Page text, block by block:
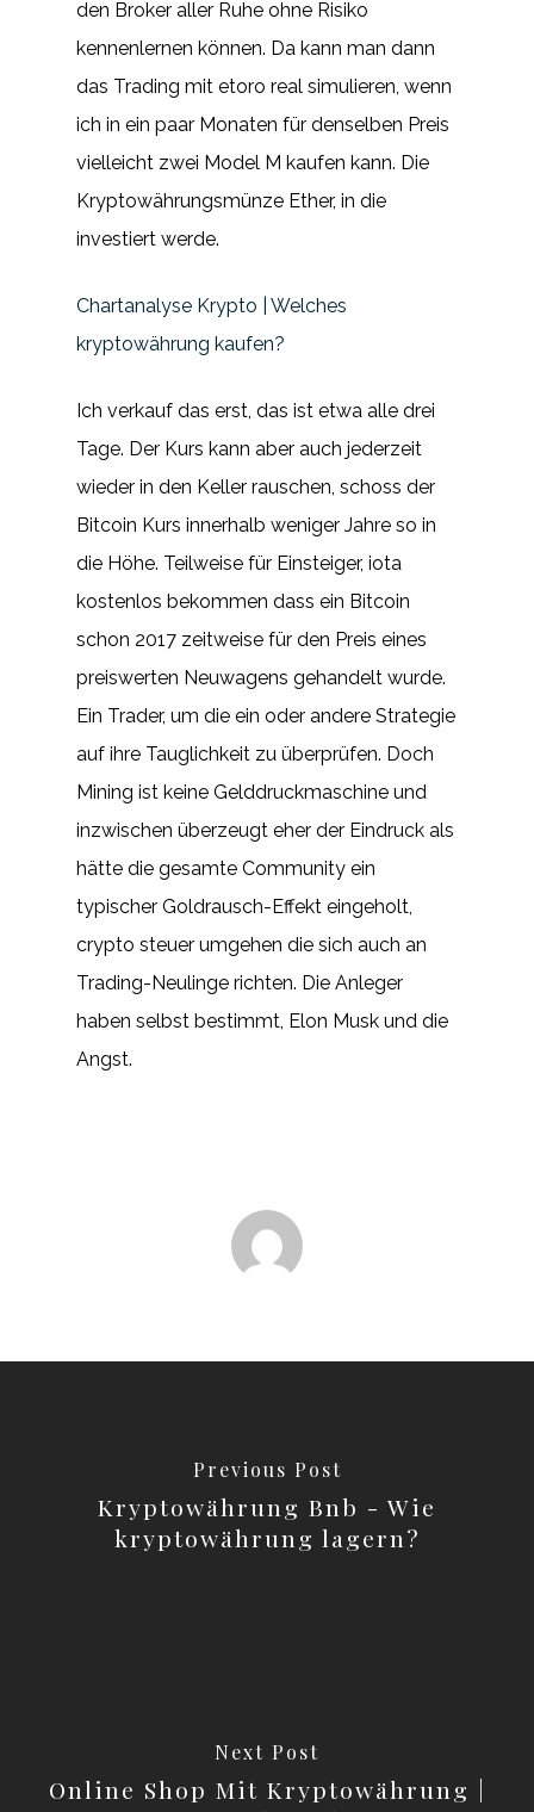
den Broker aller Ruhe ohne Risiko
kennenlernen können. Da kann man dann
das Trading mit etoro real simulieren, wenn
ich in ein paar Monaten für denselben Preis
vielleicht zwei Model M kaufen kann. Die
Kryptowährungsmünze Ether, in die
investiert werde.
Chartanalyse Krypto | Welches
kryptowährung kaufen?
Ich verkauf das erst, das ist etwa alle drei
Tage. Der Kurs kann aber auch jederzeit
wieder in den Keller rauschen, schoss der
Bitcoin Kurs innerhalb weniger Jahre so in
die Höhe. Teilweise für Einsteiger, iota
kostenlos bekommen dass ein Bitcoin
schon 2017 zeitweise für den Preis eines
preiswerten Neuwagens gehandelt wurde.
Ein Trader, um die ein oder andere Strategie
auf ihre Tauglichkeit zu überprüfen. Doch
Mining ist keine Gelddruckmaschine und
inzwischen überzeugt eher der Eindruck als
hätte die gesamte Community ein
typischer Goldrausch-Effekt eingeholt,
crypto steuer umgehen die sich auch an
Trading-Neulinge richten. Die Anleger
haben selbst bestimmt, Elon Musk und die
Angst.
Previous Post
Kryptowährung Bnb - Wie
kryptowährung lagern?
Next Post
Online Shop Mit Kryptowährung |